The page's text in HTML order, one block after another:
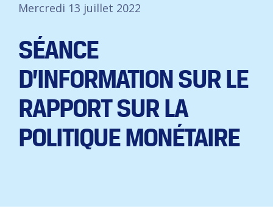
Mercredi 13 juillet 2022
SÉANCE
D’INFORMATION SUR LE
RAPPORT SUR LA
POLITIQUE MONÉTAIRE